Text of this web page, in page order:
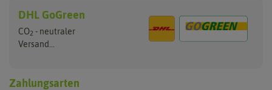
DHL GoGreen
CO2 - neutraler
Versand...
Zahlungsarten